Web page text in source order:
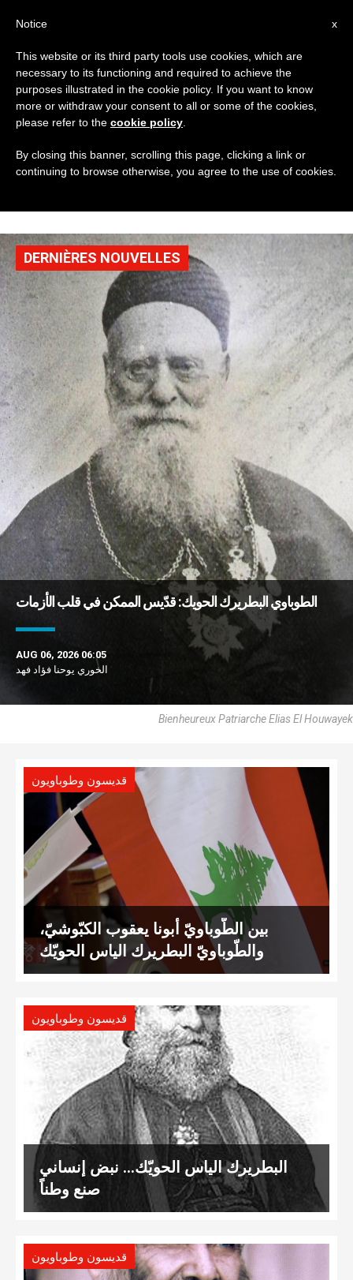
CATEGORY
Archive For The
‘قديسون وطوباويون’
Category
DERNIÈRES NOUVELLES
الطوباوي البطريرك الحويك: قدّيس الممكن في قلب الأزمات
AUG 06, 2026 06:05
الخوري يوحنا فؤاد فهد
Bienheureux Patriarche Elias El Houwayek
قديسون وطوباويون
بين الطّوباويّ أبونا يعقوب الكبّوشيّ،
والطّوباويّ البطريرك الياس الحويّك
قديسون وطوباويون
البطريرك الياس الحويّك… نبض إنساني
صنع وطناً
قديسون وطوباويون
x
Notice
This website or its third party tools use cookies, which are
necessary to its functioning and required to achieve the
purposes illustrated in the cookie policy. If you want to know
more or withdraw your consent to all or some of the cookies,
please refer to the cookie policy
By closing this banner, scrolling this page, clicking a link or
continuing to browse otherwise, you agree to the use of cookies.